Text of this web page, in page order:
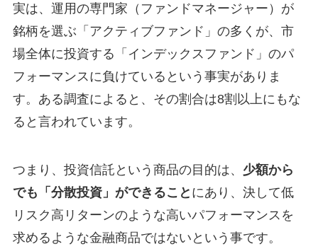
実は、運用の専門家（ファンドマネージャー）が
銘柄を選ぶ「アクティブファンド」の多くが、市
場全体に投資する「インデックスファンド」のパ
フォーマンスに負けているという事実がありま
す。ある調査によると、その割合は8割以上にもな
ると言われています。
つまり、投資信託という商品の目的は、 少額から
でも「分散投資」ができること にあり、決して低
リスク高リターンのような高いパフォーマンスを
求めるような金融商品ではないという事です。